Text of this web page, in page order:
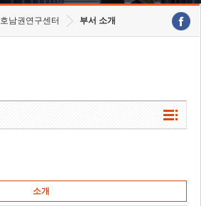
호남권연구센터 부서 소개
소개